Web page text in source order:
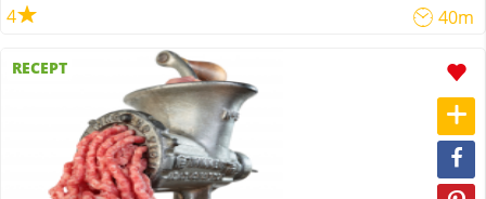
4 40m
RECEPT